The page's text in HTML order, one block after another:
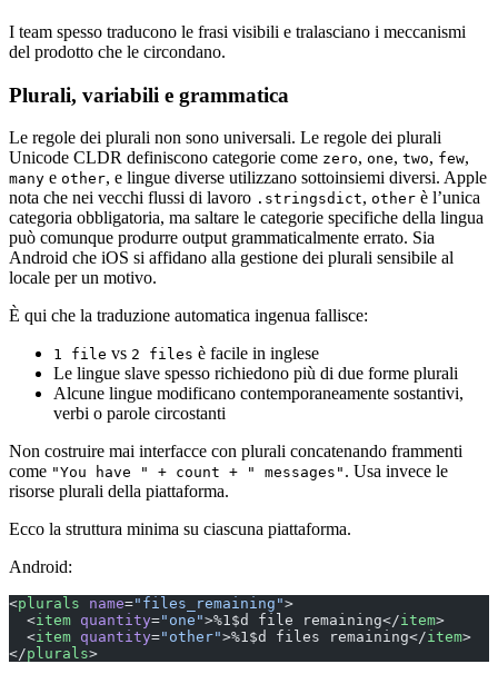
I team spesso traducono le frasi visibili e tralasciano i meccanismi
del prodotto che le circondano.
Plurali, variabili e grammatica
Le regole dei plurali non sono universali. Le regole dei plurali
Unicode CLDR definiscono categorie come zero, one, two, few,
many e other, e lingue diverse utilizzano sottoinsiemi diversi. Apple
nota che nei vecchi flussi di lavoro .stringsdict, other è l’unica
categoria obbligatoria, ma saltare le categorie specifiche della lingua
può comunque produrre output grammaticalmente errato. Sia
Android che iOS si affidano alla gestione dei plurali sensibile al
locale per un motivo.
È qui che la traduzione automatica ingenua fallisce:
1 file vs 2 files è facile in inglese
Le lingue slave spesso richiedono più di due forme plurali
Alcune lingue modificano contemporaneamente sostantivi,
verbi o parole circostanti
Non costruire mai interfacce con plurali concatenando frammenti
come "You have " + count + " messages" . Usa invece le
risorse plurali della piattaforma.
Ecco la struttura minima su ciascuna piattaforma.
Android:
<plurals name="files_remaining">
  <
item quantity="one">%1$d file remaining</item>
  <
item quantity="other">%1$d files remaining</item>
</plurals>